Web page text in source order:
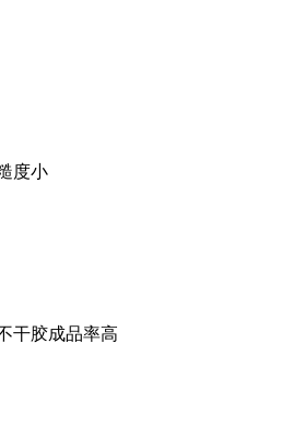
度小
干胶成品率高